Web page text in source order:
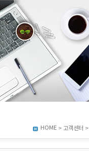
HOME > 고객센터 >